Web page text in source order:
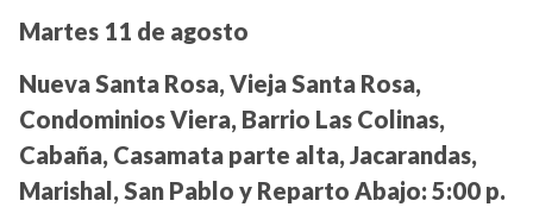
Martes 11 de agosto
Nueva Santa Rosa, Vieja Santa Rosa,
Condominios Viera, Barrio Las Colinas,
Cabaña, Casamata parte alta, Jacarandas,
Marishal, San Pablo y Reparto Abajo: 5:00 p.